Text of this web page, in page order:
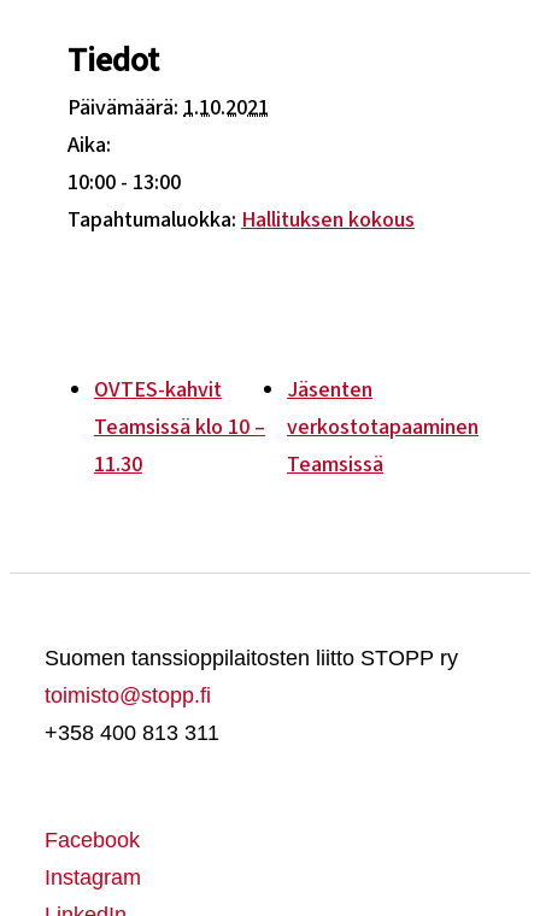
Tiedot
Päivämäärä:1.10.2021
Aika:
10:00 - 13:00
Tapahtumaluokka: Hallituksen kokous
OVTES-kahvit
Teamsissä klo 10 –
11.30
Jäsenten
verkostotapaaminen
Teamsissä
Suomen tanssioppilaitosten liitto STOPP ry
toimisto@stopp.fi
+358 400 813 311
Facebook
Instagram